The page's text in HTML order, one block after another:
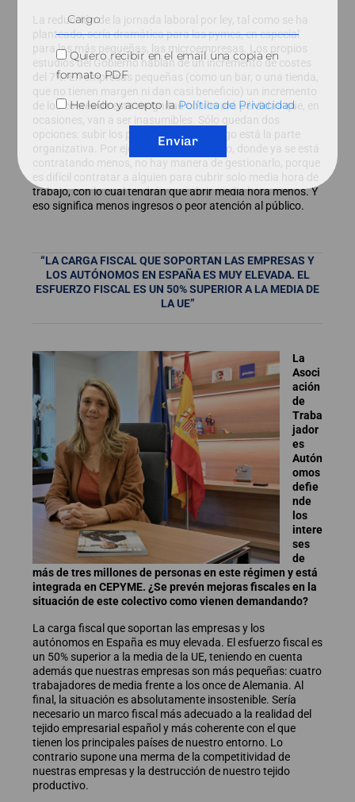
La reducción de la jornada laboral por ley, tal como se ha
planteado, sería dramática para las pymes, en especial
para las más pequeñas, las microempresas. Los propios
estudios del Gobierno hablan de un incremento de costes
del 7%. En empresas pequeñas (como un bar, o una tienda,
que no tienen margen ni dan casi beneficio) un incremento
de los costes de esta magnitud conllevará pérdidas que, en
ocasiones, van a ser inasumibles. Sólo quedan dos
opciones: subir los precios o cerrar. Luego está la parte
organizativa. Por ejemplo, en el comercio, donde ya se está
contratando menos, no hay manera de gestionarlo, porque
es difícil contratar a alguien para cubrir solo media hora de
trabajo, con lo cual tendrán que abrir media hora menos. Y
eso significa menos ingresos o peor atención al público.
“LA CARGA FISCAL QUE SOPORTAN LAS EMPRESAS Y
LOS AUTÓNOMOS EN ESPAÑA ES MUY ELEVADA. EL
ESFUERZO FISCAL ES UN 50% SUPERIOR A LA MEDIA DE
LA UE”
La
Asoci
ación
de
Traba
jador
es
Autón
omos
defie
nde
los
intere
ses
de
más de tres millones de personas en este régimen y está
integrada en CEPYME. ¿Se prevén mejoras fiscales en la
situación de este colectivo como vienen demandando?
La carga fiscal que soportan las empresas y los
autónomos en España es muy elevada. El esfuerzo fiscal es
un 50% superior a la media de la UE, teniendo en cuenta
además que nuestras empresas son más pequeñas: cuatro
trabajadores de media frente a los once de Alemania. Al
final, la situación es absolutamente insostenible. Sería
necesario un marco fiscal más adecuado a la realidad del
tejido empresarial español y más coherente con el que
tienen los principales países de nuestro entorno. Lo
contrario supone una merma de la competitividad de
nuestras empresas y la destrucción de nuestro tejido
productivo.
Quiero recibir en el email una copia en
formato PDF
He leído y acepto laPolítica de Privacidad
Enviar